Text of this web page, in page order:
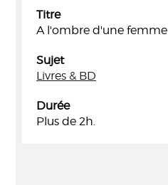
Titre
A l'ombre d'une femme
Sujet
Livres & BD
Durée
Plus de 2h.